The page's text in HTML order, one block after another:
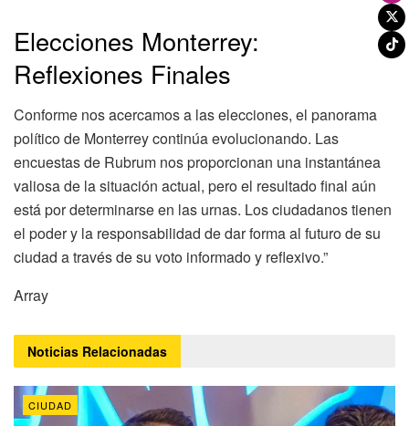
Elecciones Monterrey:
Reflexiones Finales
Conforme nos acercamos a las elecciones, el panorama
político de Monterrey continúa evolucionando. Las
encuestas de Rubrum nos proporcionan una instantánea
valiosa de la situación actual, pero el resultado final aún
está por determinarse en las urnas. Los ciudadanos tienen
el poder y la responsabilidad de dar forma al futuro de su
ciudad a través de su voto informado y reflexivo.”
Array
Noticias Relacionadas
CIUDAD